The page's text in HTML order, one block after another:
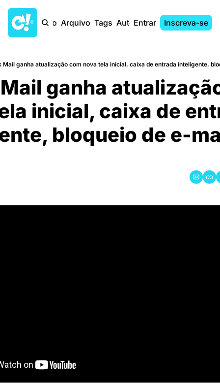
Início Arquivo Tags AutoresEntrar Inscreva-se
Mail ganha atualização com nova tela inicial, caixa de entrada inteligente,
ganha
inicial, caixa de
bloqueio de e-